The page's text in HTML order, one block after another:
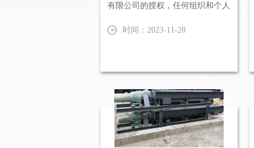
有限公司的授权，任何组织和个人
能...
时间：2023-11-28